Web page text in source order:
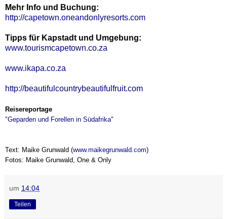
Mehr Info und Buchung:
http://capetown.oneandonlyresorts.com
Tipps für Kapstadt und Umgebung:
www.tourismcapetown.co.za
www.ikapa.co.za
http://beautifulcountrybeautifulfruit.com
Reisereportage
"Geparden und Forellen in Südafrika"
Text: Maike Grunwald (www.maikegrunwald.com)
Fotos: Maike Grunwald, One & Only
um 14:04
Teilen